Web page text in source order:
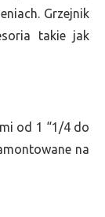
Grzejnik
takie jak
od 1 “1/4 do
na